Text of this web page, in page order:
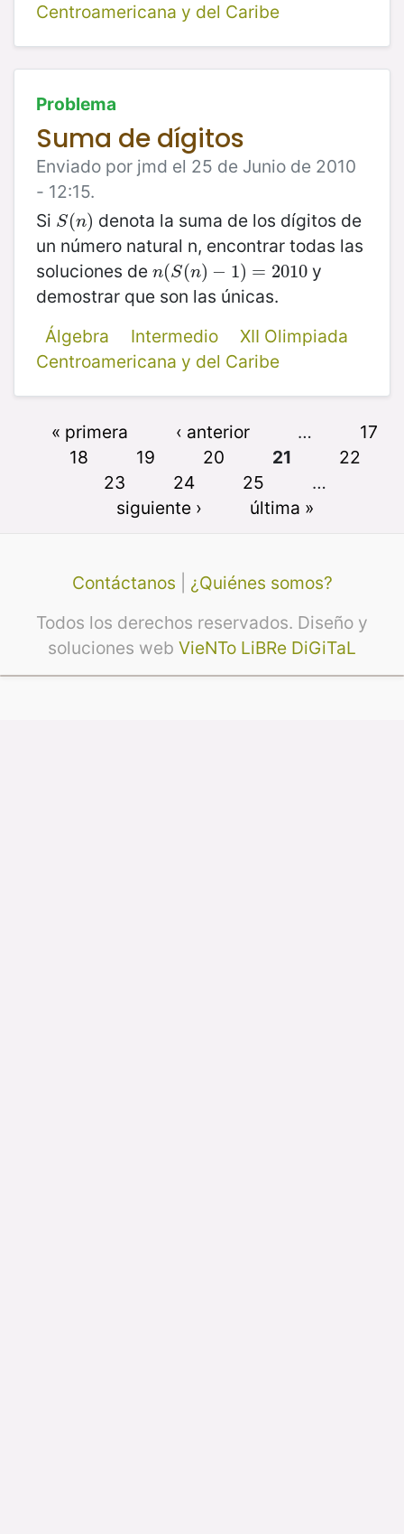
Centroamericana y del Caribe
Problema
Suma de dígitos
Enviado por jmd el 25 de Junio de 2010
- 12:15.
Si S(n)
S(n) denota la suma de los dígitos de
un número natural n, encontrar todas las
soluciones de n(S(n) − 1) = 2010
n(S(n)−1) =2010
y
demostrar que son las únicas.
Álgebra
Intermedio
XII Olimpiada
Centroamericana y del Caribe
« primera ‹ anterior …
17
18
19 20 21
22
23
24 25
…
siguiente ›
última »
Contáctanos
¿Quiénes somos?
Todos los derechos reservados. Diseño y
soluciones web VieNTo LiBRe DiGiTaL